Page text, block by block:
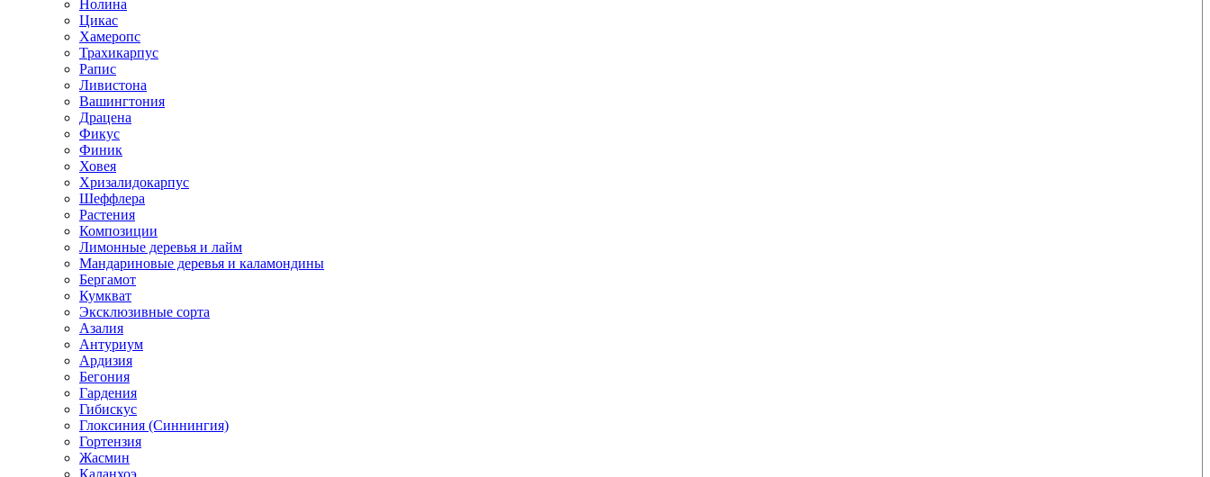
Нолина
Цикас
Хамеропс
Трахикарпус
Рапис
Ливистона
Вашингтония
Драцена
Фикус
Финик
Ховея
Хризалидокарпус
Шеффлера
Растения
Композиции
Лимонные деревья и лайм
Мандариновые деревья и каламондины
Бергамот
Кумкват
Эксклюзивные сорта
Азалия
Антуриум
Ардизия
Бегония
Гардения
Гибискус
Глоксиния (Синнингия)
Гортензия
Жасмин
Каланхоэ